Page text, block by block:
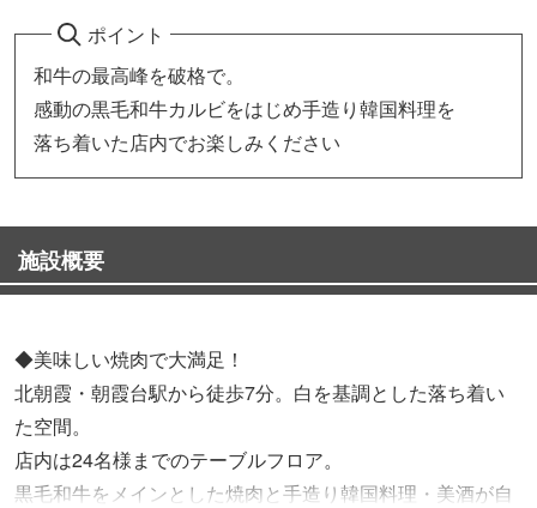
ポイント
和牛の最高峰を破格で。
感動の黒毛和牛カルビをはじめ手造り韓国料理を
落ち着いた店内でお楽しみください
施設概要
◆美味しい焼肉で大満足！
北朝霞・朝霞台駅から徒歩7分。白を基調とした落ち着い
た空間。
店内は24名様までのテーブルフロア。
黒毛和牛をメインとした焼肉と手造り韓国料理・美酒が自